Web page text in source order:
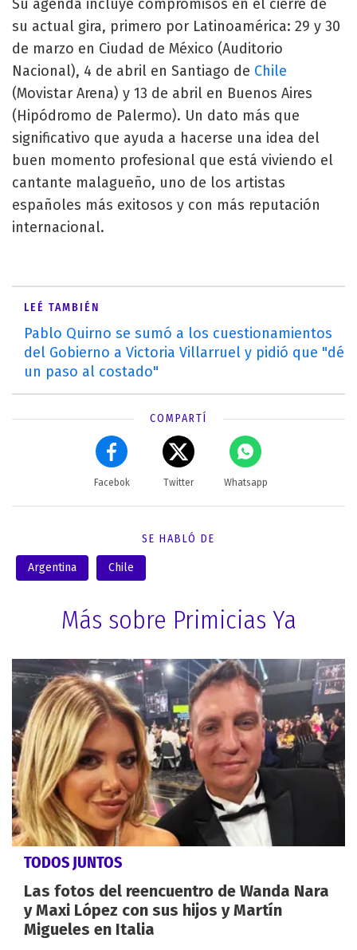
Su agenda incluye compromisos en el cierre de
su actual gira, primero por Latinoamérica: 29 y 30
de marzo en Ciudad de México (Auditorio
Nacional), 4 de abril en Santiago de Chile
(Movistar Arena) y 13 de abril en Buenos Aires
(Hipódromo de Palermo). Un dato más que
significativo que ayuda a hacerse una idea del
buen momento profesional que está viviendo el
cantante malagueño, uno de los artistas
españoles más exitosos y con más reputación
internacional.
LEÉ TAMBIÉN
Pablo Quirno se sumó a los cuestionamientos
del Gobierno a Victoria Villarruel y pidió que "dé
un paso al costado"
COMPARTÍ
Facebok Twitter Whatsapp
SE HABLÓ DE
Argentina Chile
Más sobre Primicias Ya
TODOS JUNTOS
Las fotos del reencuentro de Wanda Nara
y Maxi López con sus hijos y Martín
Migueles en Italia